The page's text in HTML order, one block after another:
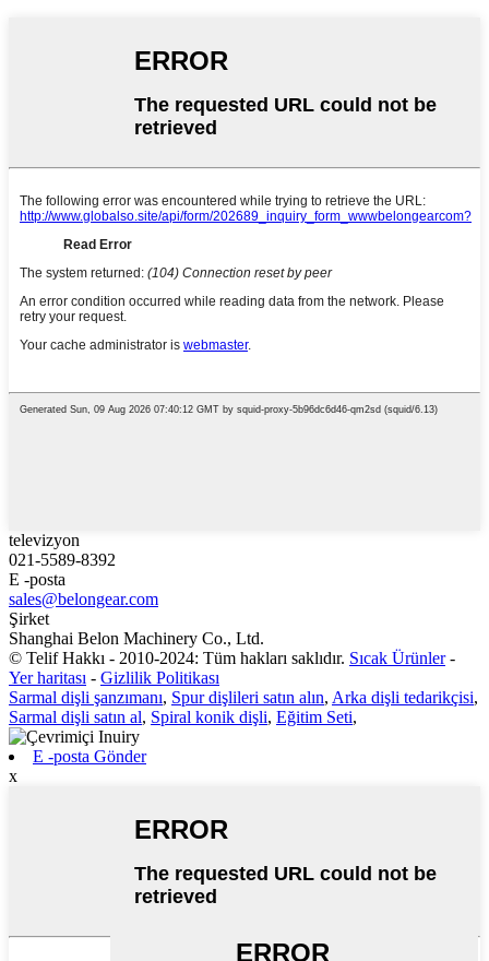
televizyon
021-5589-8392
E -posta
sales@belongear.com
Şirket
Shanghai Belon Machinery Co., Ltd.
© Telif Hakkı - 2010-2024: Tüm hakları saklıdır. Sıcak Ürünler-
Yer haritası - Gizlilik Politikası
Sarmal dişli şanzımanı, Spur dişlileri satın alın, Arka dişli tedarikçisi,
Sarmal dişli satın al, Spiral konik dişli, Eğitim Seti,
E -posta Gönder
x